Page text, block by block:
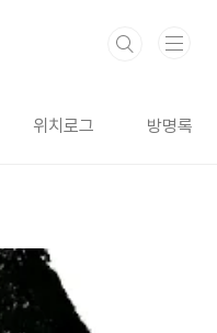
위치로그 방명록